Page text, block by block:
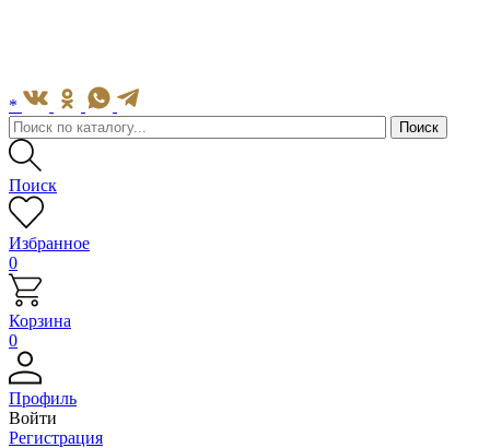
*
Поиск
Избранное
0
Корзина
0
Профиль
Войти
Регистрация